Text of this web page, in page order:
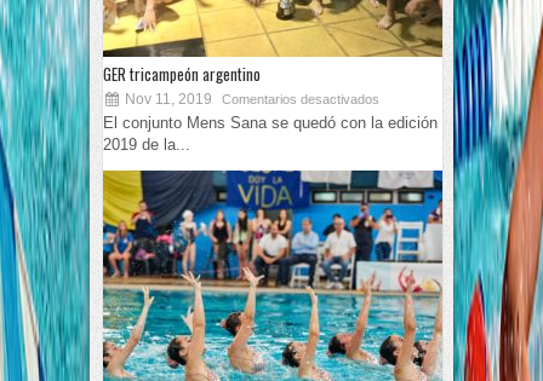
GER tricampeón argentino
Nov 11, 2019 Comentarios desactivados
El conjunto Mens Sana se quedó con la edición
2019 de la...